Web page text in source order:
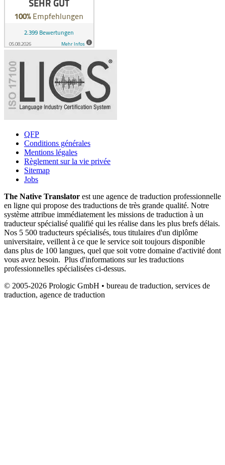
QFP
Conditions générales
Mentions légales
Règlement sur la vie privée
Sitemap
Jobs
The Native Translator est une agence de traduction professionnelle
en ligne qui propose des traductions de très grande qualité. Notre
système attribue immédiatement les missions de traduction à un
traducteur spécialisé qualifié qui les réalise dans les plus brefs délais.
Nos 5 500 traducteurs spécialisés, tous titulaires d'un diplôme
universitaire, veillent à ce que le service soit toujours disponible
dans plus de 100 langues, quel que soit votre domaine d'activité dont
vous avez besoin. Plus d'informations sur les traductions
professionnelles spécialisées ci-dessus.
© 2005-2026 Prologic GmbH • bureau de traduction, services de
traduction, agence de traduction